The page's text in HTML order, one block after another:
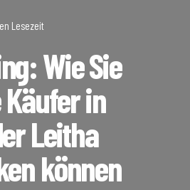
Lesezeit
Wie Sie
in
Leitha
können